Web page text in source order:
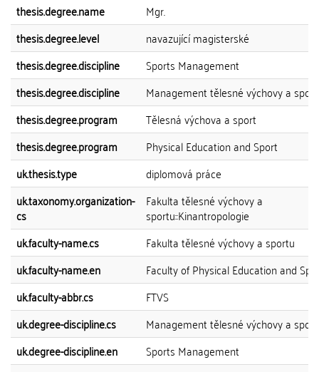
thesis.degree.name
Mgr.
thesis.degree.level
navazující magisterské
thesis.degree.discipline
Sports Management
thesis.degree.discipline
Management tělesné výchovy a
thesis.degree.program
Tělesná výchova a sport
thesis.degree.program
Physical Education and Sport
uk.thesis.type
diplomová práce
uk.taxonomy.organization-
cs
Fakulta tělesné výchovy a
sportu::Kinantropologie
uk.faculty-name.cs
Fakulta tělesné výchovy a sportu
uk.faculty-name.en
Faculty of Physical Education and
uk.faculty-abbr.cs
FTVS
uk.degree-discipline.cs
Management tělesné výchovy a
uk.degree-discipline.en
Sports Management